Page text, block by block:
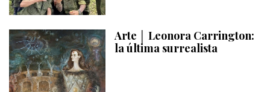
Arte │ Leonora Carrington:
la última surrealista